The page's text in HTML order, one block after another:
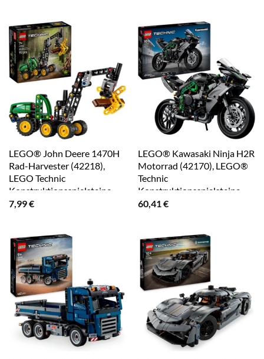
LEGO® John Deere 1470H
Rad-Harvester (42218),
LEGO Technic
Konstruktionsspielsteine,
(117 St), Made in Europe
7,99€
LEGO® Kawasaki Ninja H2R
Motorrad (42170), LEGO®
Technic
Konstruktionsspielsteine,
(643 St), Made in Europe
60,41€